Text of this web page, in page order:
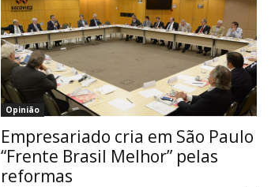
Opinião
Empresariado cria em São Paulo
“Frente Brasil Melhor” pelas
reformas